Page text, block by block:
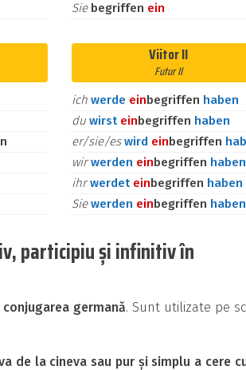
Sie begriffen ein
Viitor II
Futur II
ich werde einbegriffen haben
du wirst einbegriffen haben
er/sie/eswird einbegriffen
wirwerden einbegriffen haben
ihrwerdet einbegriffen haben
Siewerden einbegriffen haben
participiu și infinitiv în
germană. Sunt utilizate pe
de la cineva sau pur și simplu a cere